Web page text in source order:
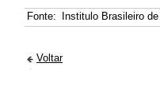
Fonte: Institulo Brasileiro
Voltar